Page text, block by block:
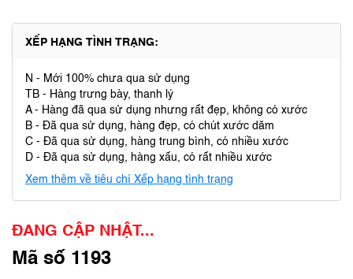
XẾP HẠNG TÌNH TRẠNG:
N - Mới 100% chưa qua sử dụng
TB - Hàng trưng bày, thanh lý
A - Hàng đã qua sử dụng nhưng rất đẹp, không có xước
B - Đã qua sử dụng, hàng đẹp, có chút xước dăm
C - Đã qua sử dụng, hàng trung bình, có nhiều xước
D - Đã qua sử dụng, hàng xấu, có rất nhiều xước
Xem thêm về tiêu chí Xếp hạng tình trạng
ĐANG CẬP NHẬT...
Mã số 1193